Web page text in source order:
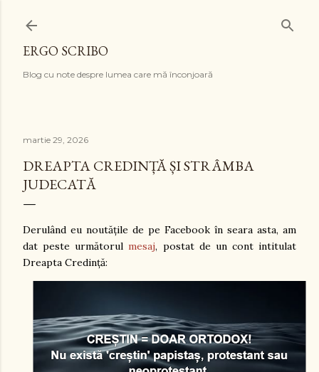
ERGO SCRIBO
Blog cu note despre lumea care mă înconjoară
martie 29, 2026
DREAPTA CREDINȚĂ ȘI STRÂMBA
JUDECATĂ
Derulând eu noutățile de pe Facebook în seara asta, am
dat peste următorulmesaj, postat de un cont intitulat
Dreapta Credință: